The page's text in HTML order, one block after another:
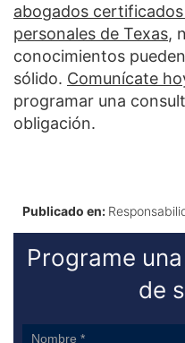
abogados
personales de Texas,
conocimientos
sólido. Comunícate
programar una
obligación.
Publicado en:
Programe
de
Sidebar